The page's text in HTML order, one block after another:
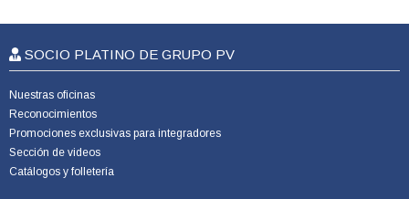
SOCIO PLATINO DE GRUPO PV
Nuestras oficinas
Reconocimientos
Promociones exclusivas para integradores
Sección de videos
Catálogos y folletería